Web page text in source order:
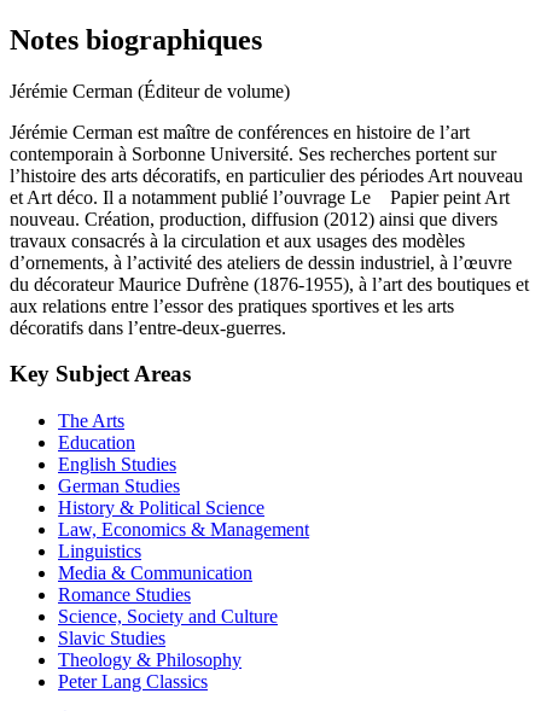
Notes biographiques
Jérémie Cerman (Éditeur de volume)
Jérémie Cerman est maître de conférences en histoire de l’art
contemporain à Sorbonne Université. Ses recherches portent sur
l’histoire des arts décoratifs, en particulier des périodes Art nouveau
et Art déco. Il a notamment publié l’ouvrage Le Papier peint Art
nouveau. Création, production, diffusion (2012) ainsi que divers
travaux consacrés à la circulation et aux usages des modèles
d’ornements, à l’activité des ateliers de dessin industriel, à l’œuvre
du décorateur Maurice Dufrène (1876-1955), à l’art des boutiques et
aux relations entre l’essor des pratiques sportives et les arts
décoratifs dans l’entre-deux-guerres.
Key Subject Areas
The Arts
Education
English Studies
German Studies
History & Political Science
Law, Economics & Management
Linguistics
Media & Communication
Romance Studies
Science, Society and Culture
Slavic Studies
Theology & Philosophy
Peter Lang Classics